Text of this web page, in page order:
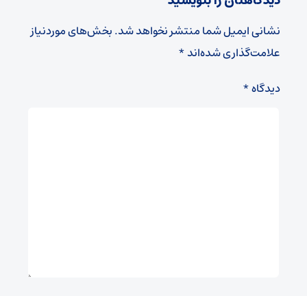
نشانی ایمیل شما منتشر نخواهد شد.بخش‌های موردنیاز
علامت‌گذاری شده‌اند*
دیدگاه*